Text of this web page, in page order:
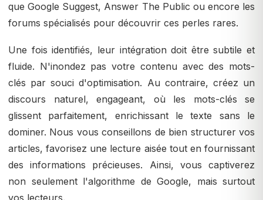
que Google Suggest, Answer The Public ou encore les
forums spécialisés pour découvrir ces perles rares.
Une fois identifiés, leur intégration doit être subtile et
fluide. N'inondez pas votre contenu avec des mots-
clés par souci d'optimisation. Au contraire, créez un
discours naturel, engageant, où les mots-clés se
glissent parfaitement, enrichissant le texte sans le
dominer. Nous vous conseillons de bien structurer vos
articles, favorisez une lecture aisée tout en fournissant
des informations précieuses. Ainsi, vous captiverez
non seulement l'algorithme de Google, mais surtout